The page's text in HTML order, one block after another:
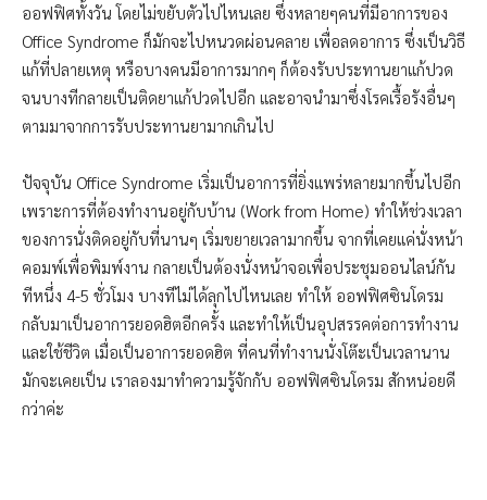
ออฟฟิศทั้งวัน โดยไม่ขยับตัวไปไหนเลย ซึ่งหลายๆคนที่มีอาการของ
Office Syndrome ก็มักจะไปหนวดผ่อนคลาย เพื่อลดอาการ ซึ่งเป็นวิธี
แก้ที่ปลายเหตุ หรือบางคนมีอาการมากๆ ก็ต้องรับประทานยาแก้ปวด
จนบางทีกลายเป็นติดยาแก้ปวดไปอีก และอาจนำมาซึ่งโรคเรื้อรังอื่นๆ
ตามมาจากการรับประทานยามากเกินไป
ปัจจุบัน Office Syndrome เริ่มเป็นอาการที่ยิ่งแพร่หลายมากขึ้นไปอีก
เพราะการที่ต้องทำงานอยู่กับบ้าน (Work from Home) ทำให้ช่วงเวลา
ของการนั่งติดอยู่กับที่นานๆ เริ่มขยายเวลามากขึ้น จากที่เคยแค่นั่งหน้า
คอมพ์เพื่อพิมพ์งาน กลายเป็นต้องนั่งหน้าจอเพื่อประชุมออนไลน์กัน
ทีหนึ่ง 4-5 ชั่วโมง บางทีไม่ได้ลุกไปไหนเลย ทำให้ ออฟฟิศซินโดรม
กลับมาเป็นอาการยอดฮิตอีกครั้ง และทำให้เป็นอุปสรรคต่อการทำงาน
และใช้ชีวิต เมื่อเป็นอาการยอดฮิต ที่คนที่ทำงานนั่งโต๊ะเป็นเวลานาน
มักจะเคยเป็น เราลองมาทำความรู้จักกับ ออฟฟิศซินโดรม สักหน่อยดี
กว่าค่ะ